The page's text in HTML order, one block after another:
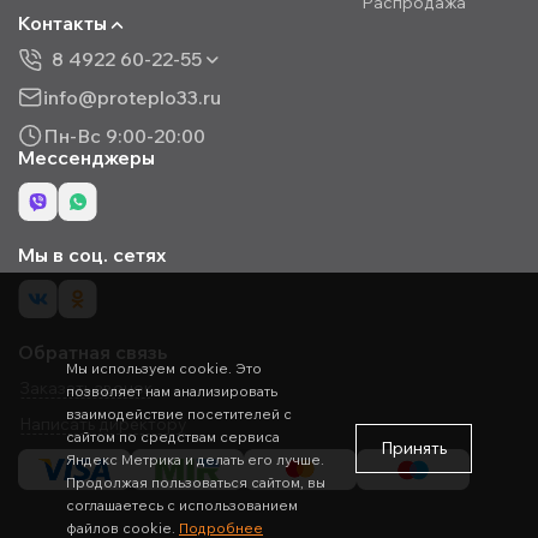
Контакты
8 4922 60-22-55
info@proteplo33.ru
Пн-Вс 9:00-20:00
Мессенджеры
Мы в соц. сетях
Обратная связь
Заказать звонок
Написать директору
Мы используем cookie. Это
позволяет нам анализировать
взаимодействие посетителей с
сайтом по средствам сервиса
Яндекс Метрика и делать его лучше.
Продолжая пользоваться сайтом, вы
соглашаетесь с использованием
файлов cookie. Подробнее
Принять